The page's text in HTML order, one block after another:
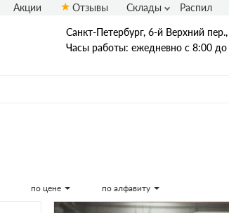
Санкт-Петербург, 6-й Верхний
Часы работы: ежедневно с 8:00 до
Акции Отзывы Склады Распил
по цене по алфавиту